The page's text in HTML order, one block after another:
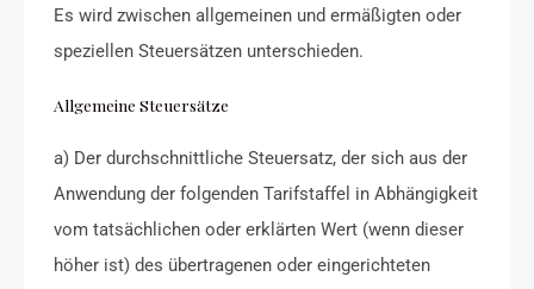
Es wird zwischen allgemeinen und ermäßigten oder
speziellen Steuersätzen unterschieden.
Allgemeine Steuersätze
a) Der durchschnittliche Steuersatz, der sich aus der
Anwendung der folgenden Tarifstaffel in Abhängigkeit
vom tatsächlichen oder erklärten Wert (wenn dieser
höher ist) des übertragenen oder eingerichteten